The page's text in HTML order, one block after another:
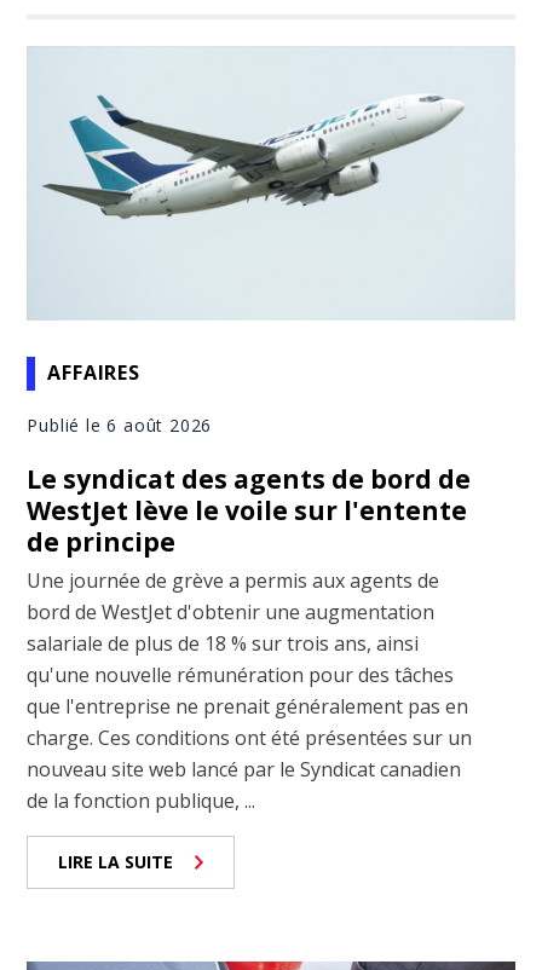
AFFAIRES
Publié le 6 août 2026
Le syndicat des agents de bord de
WestJet lève le voile sur l'entente
de principe
Une journée de grève a permis aux agents de
bord de WestJet d'obtenir une augmentation
salariale de plus de 18 % sur trois ans, ainsi
qu'une nouvelle rémunération pour des tâches
que l'entreprise ne prenait généralement pas en
charge. Ces conditions ont été présentées sur un
nouveau site web lancé par le Syndicat canadien
de la fonction publique, ...
LIRE LA SUITE